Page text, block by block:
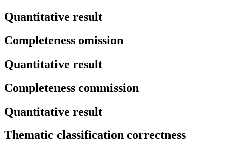
Quantitative result
Completeness omission
Quantitative result
Completeness commission
Quantitative result
Thematic classification correctness